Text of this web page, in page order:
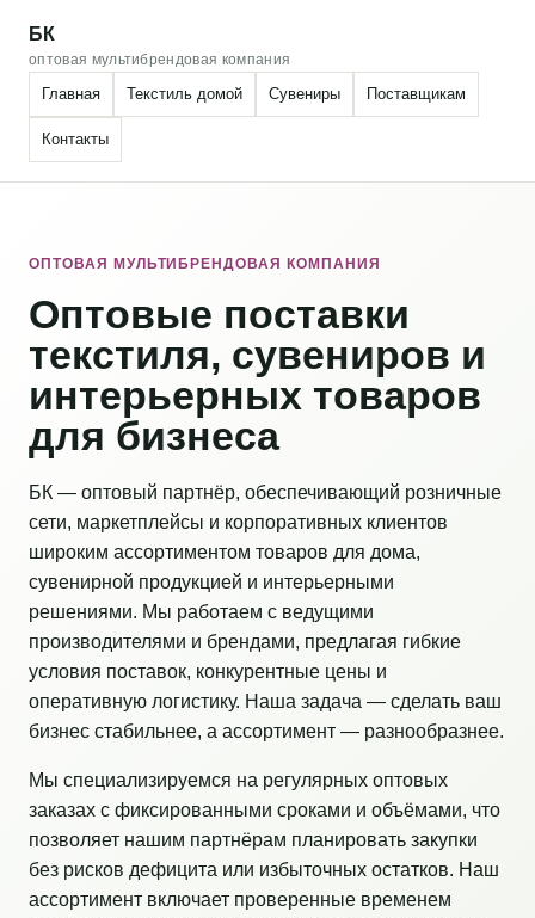
БК
оптовая мультибрендовая компания
Главная Текстиль домой Сувениры Поставщикам
Контакты
ОПТОВАЯ МУЛЬТИБРЕНДОВАЯ КОМПАНИЯ
Оптовые поставки
текстиля, сувениров и
интерьерных товаров
для бизнеса
БК — оптовый партнёр, обеспечивающий розничные
сети, маркетплейсы и корпоративных клиентов
широким ассортиментом товаров для дома,
сувенирной продукцией и интерьерными
решениями. Мы работаем с ведущими
производителями и брендами, предлагая гибкие
условия поставок, конкурентные цены и
оперативную логистику. Наша задача — сделать ваш
бизнес стабильнее, а ассортимент — разнообразнее.
Мы специализируемся на регулярных оптовых
заказах с фиксированными сроками и объёмами, что
позволяет нашим партнёрам планировать закупки
без рисков дефицита или избыточных остатков. Наш
ассортимент включает проверенные временем